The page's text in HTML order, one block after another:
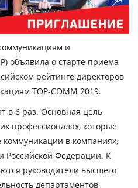
и
объявила о старте приема
рейтинге директоров
TOP-COMM 2019.
в 6 раз. Основная цель
профессионалах, которые
коммуникации в компаниях,
Российской Федерации. К
руководители высшего
департаментов